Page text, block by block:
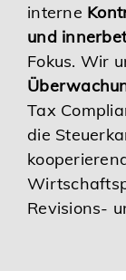
interne
und
Fokus. Wir
Tax
die
Revisions-